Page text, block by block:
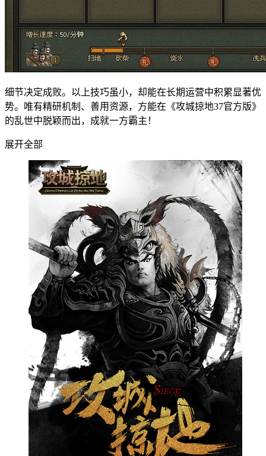
细节决定成败。以上技巧虽小，却能在长期运营中积累显著优
势。唯有精研机制、善用资源，方能在《攻城掠地37官方版》
的乱世中脱颖而出，成就一方霸主！
展开全部